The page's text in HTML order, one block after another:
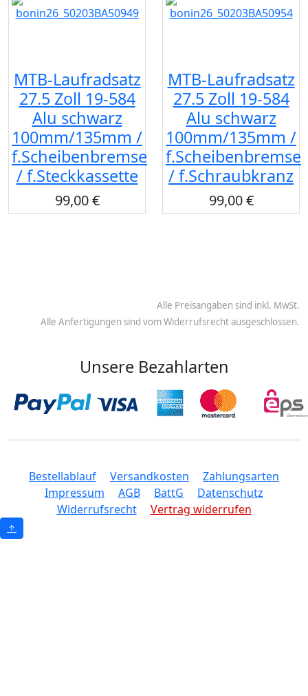
MTB-Laufradsatz
27.5 Zoll 19-584
Alu schwarz
100mm/135mm /
f.Scheibenbremse
/ f.Steckkassette
99,00 €
MTB-Laufradsatz
27.5 Zoll 19-584
Alu schwarz
100mm/135mm /
f.Scheibenbremse
/ f.Schraubkranz
99,00 €
Alle Preisangaben sind inkl. MwSt.
Alle Anfertigungen sind vom Widerrufsrecht ausgeschlossen.
Unsere Bezahlarten
Bestellablauf Versandkosten
Zahlungsarten
Impressum
AGB BattG
Datenschutz
Widerrufsrecht
Vertrag widerrufen